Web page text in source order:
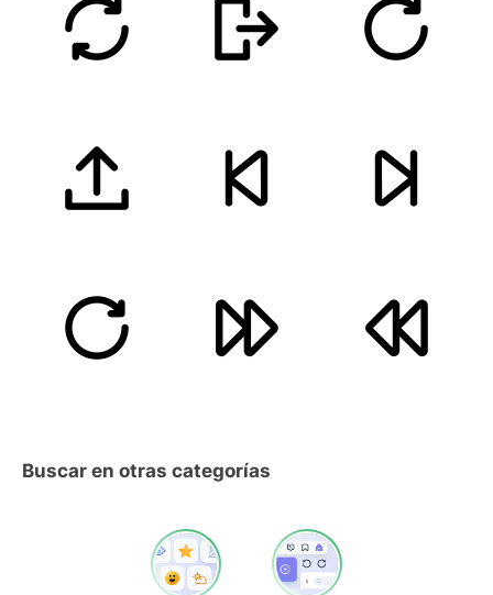
Buscar en otras categorías